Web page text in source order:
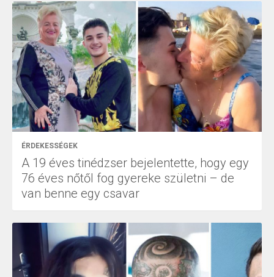
ÉRDEKESSÉGEK
A 19 éves tinédzser bejelentette, hogy egy
76 éves nőtől fog gyereke születni – de
van benne egy csavar